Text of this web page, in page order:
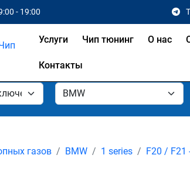
- 19:00
Услуги Чип тюнинг О нас
Контакты
газов BMW 1 series F20 / F21